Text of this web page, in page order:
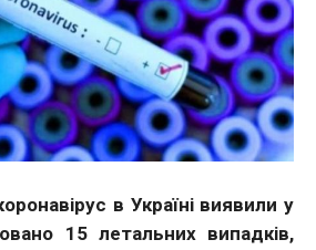
в Україні виявили у
15 летальних випадків,